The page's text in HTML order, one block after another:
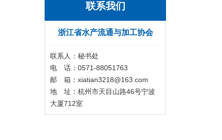
联系我们
浙江省水产流通与加工协会
联系人：秘书处
电 话：0571-88051763
邮 箱：xiatian3218@163.com
地 址：杭州市天目山路46号宁波
大厦712室